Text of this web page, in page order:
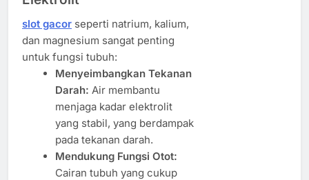
slot gacor seperti natrium, kalium,
dan magnesium sangat penting
untuk fungsi tubuh:
Menyeimbangkan Tekanan
Darah: Air membantu
menjaga kadar elektrolit
yang stabil, yang berdampak
pada tekanan darah.
Mendukung Fungsi Otot:
Cairan tubuh yang cukup